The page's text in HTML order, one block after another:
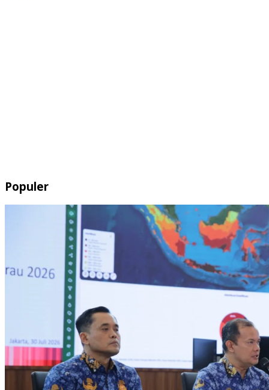
Populer